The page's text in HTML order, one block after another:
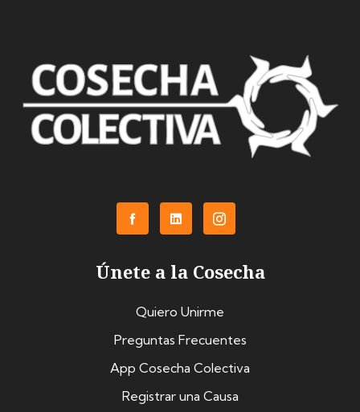
Únete a la Cosecha
Quiero Unirme
Preguntas Frecuentes
App Cosecha Colectiva
Registrar una Causa